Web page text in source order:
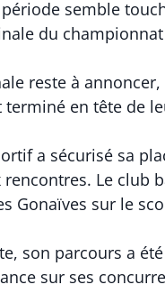
semble
du
reste à
terminé en tête de
a sécurisé sa
Le club
Gonaïves sur le
son parcours a
sur ses